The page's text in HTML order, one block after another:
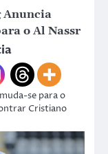
Anuncia
o Al Nassr
se para o
Cristiano